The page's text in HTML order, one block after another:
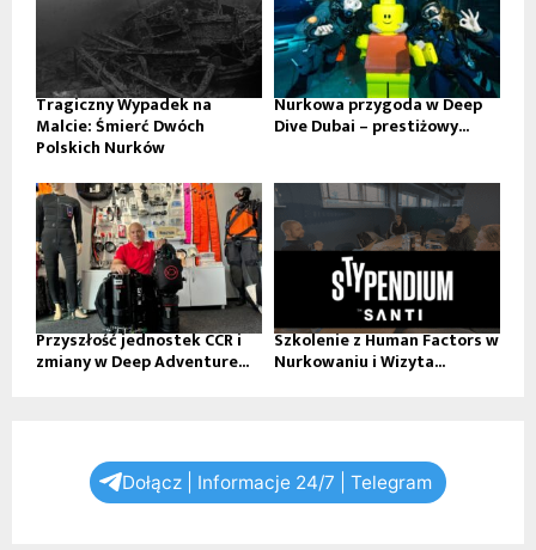
Tragiczny Wypadek na
Malcie: Śmierć Dwóch
Polskich Nurków
Nurkowa przygoda w Deep
Dive Dubai – prestiżowy...
Przyszłość jednostek CCR i
zmiany w Deep Adventure...
Szkolenie z Human Factors w
Nurkowaniu i Wizyta...
Dołącz | Informacje 24/7 | Telegram